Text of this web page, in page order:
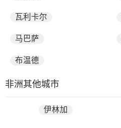
瓦利卡尔
马巴萨
布温德
非洲其他城市
伊林加